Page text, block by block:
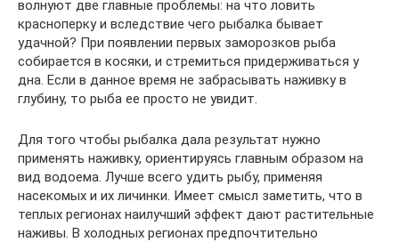
волнуют две главные проблемы: на что ловить
красноперку и вследствие чего рыбалка бывает
удачной? При появлении первых заморозков рыба
собирается в косяки, и стремиться придерживаться у
дна. Если в данное время не забрасывать наживку в
глубину, то рыба ее просто не увидит.
Для того чтобы рыбалка дала результат нужно
применять наживку, ориентируясь главным образом на
вид водоема. Лучше всего удить рыбу, применяя
насекомых и их личинки. Имеет смысл заметить, что в
теплых регионах наилучший эффект дают растительные
наживы. В холодных регионах предпочтительно